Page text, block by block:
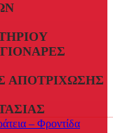
ΑΠΟΤΡΊΧΩΣΗΣ
– Φροντίδα